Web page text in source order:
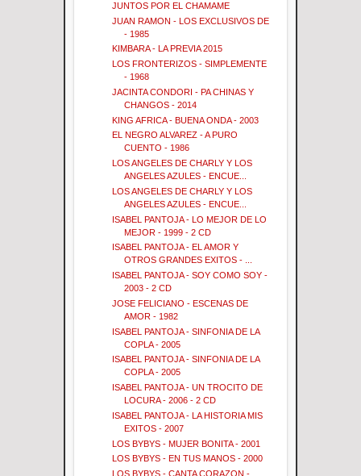
JUNTOS POR EL CHAMAME
JUAN RAMON - LOS EXCLUSIVOS DE
- 1985
KIMBARA - LA PREVIA 2015
LOS FRONTERIZOS - SIMPLEMENTE
- 1968
JACINTA CONDORI - PA CHINAS Y
CHANGOS - 2014
KING AFRICA - BUENA ONDA - 2003
EL NEGRO ALVAREZ - A PURO
CUENTO - 1986
LOS ANGELES DE CHARLY Y LOS
ANGELES AZULES - ENCUE...
LOS ANGELES DE CHARLY Y LOS
ANGELES AZULES - ENCUE...
ISABEL PANTOJA - LO MEJOR DE LO
MEJOR - 1999 - 2 CD
ISABEL PANTOJA - EL AMOR Y
OTROS GRANDES EXITOS - ...
ISABEL PANTOJA - SOY COMO SOY -
2003 - 2 CD
JOSE FELICIANO - ESCENAS DE
AMOR - 1982
ISABEL PANTOJA - SINFONIA DE LA
COPLA - 2005
ISABEL PANTOJA - SINFONIA DE LA
COPLA - 2005
ISABEL PANTOJA - UN TROCITO DE
LOCURA - 2006 - 2 CD
ISABEL PANTOJA - LA HISTORIA MIS
EXITOS - 2007
LOS BYBYS - MUJER BONITA - 2001
LOS BYBYS - EN TUS MANOS - 2000
LOS BYBYS - CANTA CORAZON -